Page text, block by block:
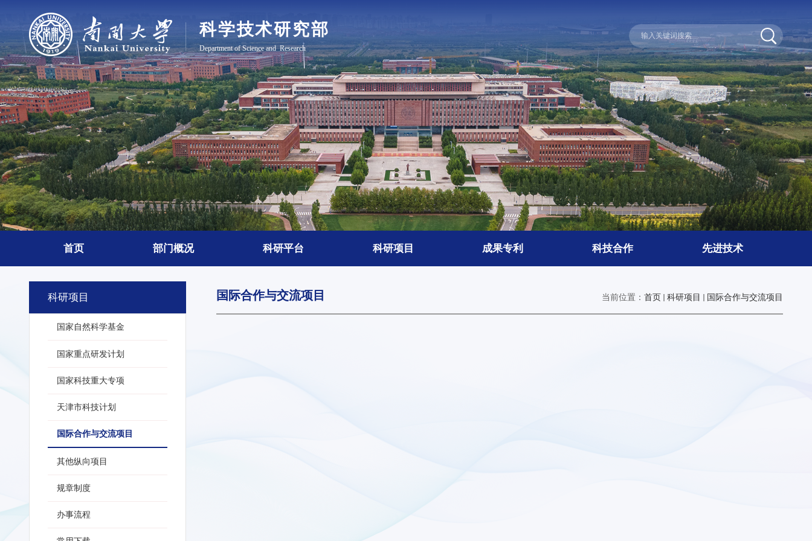
首页 部门概况 科研平台 科研项目 成果专利 科技合作 先进技术
科研项目
国家自然科学基金
国家重点研发计划
国家科技重大专项
天津市科技计划
国际合作与交流项目
其他纵向项目
规章制度
办事流程
当前位置： 首页 科研项目 国际合作与交流项目
国际合作与交流项目